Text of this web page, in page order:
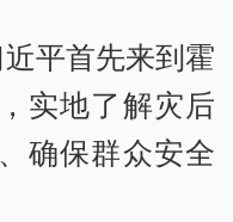
平首先来到霍
实地了解灾后
确保群众安全